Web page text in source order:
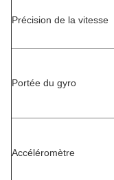
Précision de la vitesse
Portée du gyro
Accéléromètre